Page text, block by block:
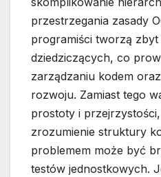
przestrzegania zasady
programiści tworzą zbyt
dziedziczących, co
zarządzaniu kodem
rozwoju. Zamiast tego
prostoty i przejrzystości,
zrozumienie struktury
problemem może być
testów jednostkowych.